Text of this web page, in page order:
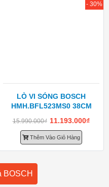
LÒ VI SÓNG BOSCH
HMH.BFL523MS0 38CM
15.990.000₫ 11.193.000₫
Thêm Vào Giỏ Hàng
- 30%
BOSCH